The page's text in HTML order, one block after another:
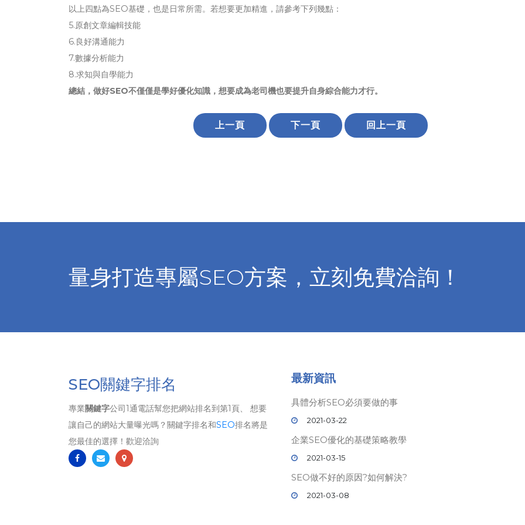
以上四點為SEO基礎，也是日常所需。若想要更加精進，請參考下列幾點：
5.原創文章編輯技能
6.良好溝通能力
7.數據分析能力
8.求知與自學能力
總結，做好SEO不僅僅是學好優化知識，想要成為老司機也要提升自身綜合能力才行。
上一頁 下一頁 回上一頁
量身打造專屬SEO方案，立刻免費洽詢！
SEO關鍵字排名
專業關鍵字公司1通電話幫您把網站排名到第1頁、 想要
讓自己的網站大量曝光嗎？關鍵字排名和SEO排名將是
您最佳的選擇！歡迎洽詢
最新資訊
具體分析SEO必須要做的事
2021-03-22
企業SEO優化的基礎策略教學
2021-03-15
SEO做不好的原因?如何解決?
2021-03-08